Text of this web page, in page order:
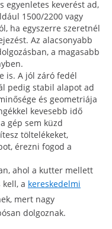
egyenletes keverést ad,
1500/2200 vagy
ha egyszerre szeretnél
Az alacsonyabb
a magasabb
is. A jól záró fedél
pedig stabil alapot ad
és geometriája
kevesebb idő
gép sem küzd
töltelékeket,
érezni fogod a
ahol a kutter mellett
a kereskedelmi
mert nagy
dolgoznak.